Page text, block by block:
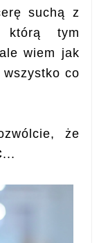
suchą z
którą tym
wiem jak
co
że
...